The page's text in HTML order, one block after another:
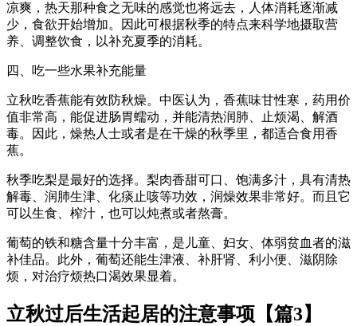
凉爽，热天那种食之无味的感觉也将远去，人体消耗逐渐减
少，食欲开始增加。因此可根据秋季的特点来科学地摄取营
养、调整饮食，以补充夏季的消耗。
四、吃一些水果补充能量
立秋吃香蕉能有效防秋燥。中医认为，香蕉味甘性寒，药用价
值非常高，能促进肠胃蠕动，并能清热润肺、止烦渴、解酒
毒。因此，燥热人士或者是在干燥的秋季里，都适合食用香
蕉。
秋季吃梨是最好的选择。梨肉香甜可口、饱满多汁，具有清热
解毒、润肺生津、化痰止咳等功效，润燥效果非常好。而且它
可以生食、榨汁，也可以炖煮或者熬膏。
葡萄的铁和糖含量十分丰富，是儿童、妇女、体弱贫血者的滋
补佳品。此外，葡萄还能生津液、补肝肾、利小便、滋阴除
烦，对治疗烦热口渴效果显着。
立秋过后生活起居的注意事项【篇3】